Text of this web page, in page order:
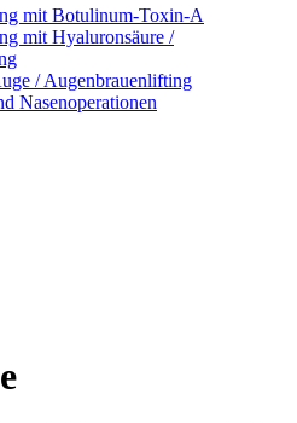
mit Botulinum-Toxin-A
mit Hyaluronsäure /
/ Augenbrauenlifting
Nasenoperationen